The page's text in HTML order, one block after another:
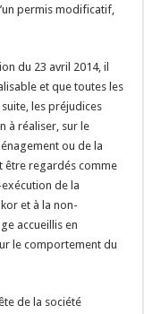
permis modificatif,
du 23 avril 2014, il
et que toutes les
les préjudices
à réaliser, sur le
ou de la
être regardés comme
de la
et à la non-
accueillis en
le comportement du
de la société